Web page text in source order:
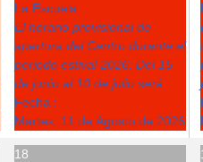
La Escuela
El horario provisional de
apertura del Centro durante el
periodo estival 2026: Del 15
de junio al 10 de julio será
Fecha :
Martes, 11 de Agosto de 2026
18